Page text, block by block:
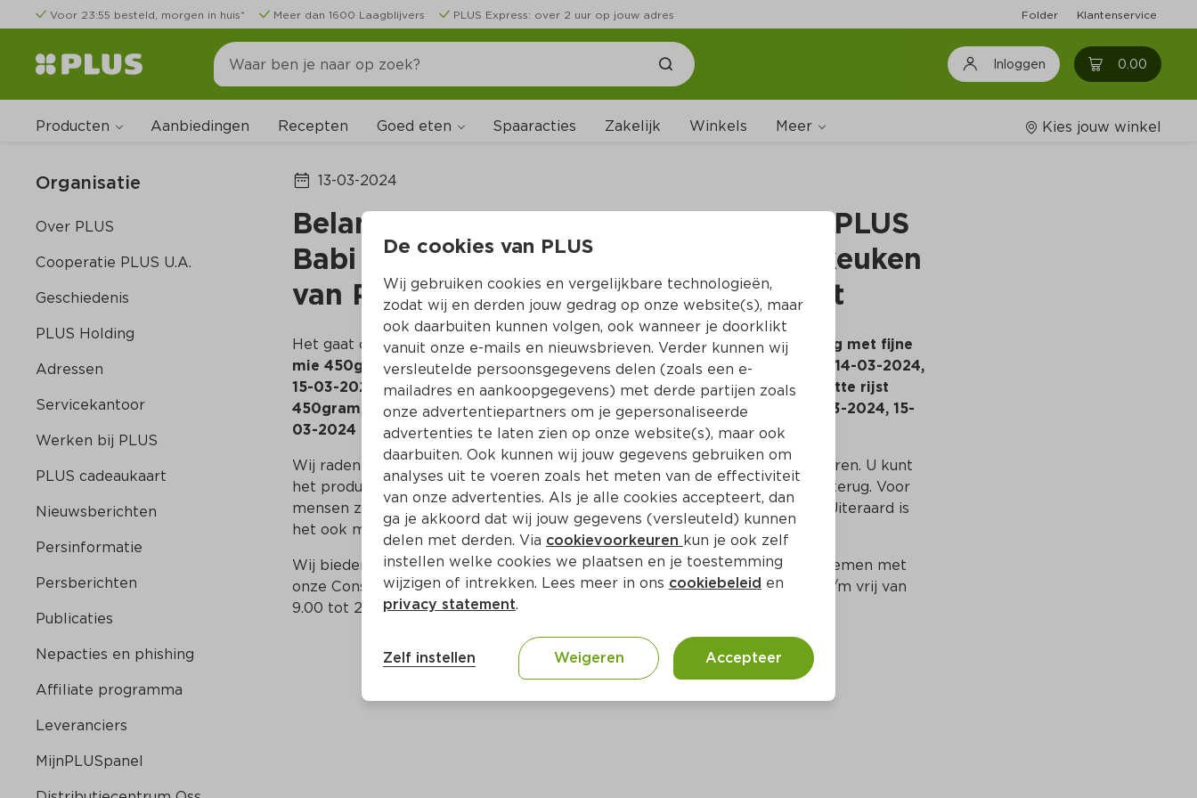
Voor 23:55 besteld, morgen in huis* Meer dan 1600 Laagblijvers PLUS Express: over 2 uur op jouw adres Folder Klantenservice
Inloggen 0.00 0
Producten Aanbiedingen Recepten Goed eten Spaaracties Zakelijk Winkels Meer Kies jouw winkel
Organisatie
Over PLUS
Cooperatie PLUS U.A.
Geschiedenis
PLUS Holding
Adressen
Servicekantoor
Werken bij PLUS
PLUS cadeaukaart
Nieuwsberichten
Persinformatie
Persberichten
Publicaties
Nepacties en phishing
Affiliate programma
Leveranciers
MijnPLUSpanel
13-03-2024
Belangrijke veiligheidswaarschuwing: PLUS
Babi pangang met fijne mie & Uit de keuken
van PLUS Babi pangang met witte rijst
Het gaat om de volgende producten: Uit de keuken van PLUS Babi pangang met fijne
mie 450gram, streepjescode 2133570000000 en de houdbaarheidsdatums 14-03-2024,
15-03-2024 en 16-03-2024. Uit de keuken van PLUS Babi pangang met witte rijst
450gram, streepjescode 2131360000000 en de houdbaarheidsdatums
14-03-2024, 15-
03-2024 en 16-03-2024.
Wij raden mensen met een sesam-allergie aan het product niet te consumeren. U kunt
het product terugbrengen naar de winkel. U krijgt hier het aankoopbedrag terug. Voor
mensen zonder sesam-allergie is het product wel gewoon te consumeren. Uiteraard is
het ook mogelijk het product terug te brengen naar de winkel.
Wij bieden onze welgemeende excuses aan. Met vragen kunt u contact opnemen met
onze Consumentenservice via 0800-222 44 43 (gratis). Bereikbaar op ma t/m vrij van
9.00 tot 20.00 uur en za 9.00 tot 16.00 uur.
De cookies van PLUS
Wij gebruiken cookies en vergelijkbare technologieën,
zodat wij en derden jouw gedrag op onze website(s), maar
ook daarbuiten kunnen volgen, ook wanneer je doorklikt
vanuit onze e-mails en nieuwsbrieven. Verder kunnen wij
versleutelde persoonsgegevens delen (zoals een e-
mailadres en aankoopgegevens) met derde partijen zoals
onze advertentiepartners om je gepersonaliseerde
advertenties te laten zien op onze website(s), maar ook
daarbuiten. Ook kunnen wij jouw gegevens gebruiken om
analyses uit te voeren zoals het meten van de effectiviteit
van onze advertenties. Als je alle cookies accepteert, dan
ga je akkoord dat wij jouw gegevens (versleuteld) kunnen
delen met derden. Via cookievoorkeuren kun je ook zelf
instellen welke cookies we plaatsen en je toestemming
wijzigen of intrekken. Lees meer in ons cookiebeleid en
privacy statement.
Zelf instellen Weigeren Accepteer